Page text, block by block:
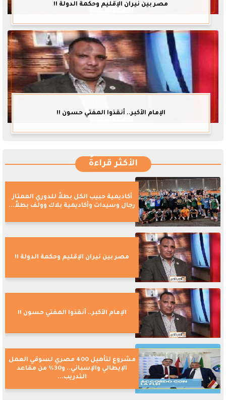
مصر بين نيران الإقليم وحكمة الدولة !!
الإمام الأكبر.. أنقذوا المفتي حسون !!
الأكثر قراءةً
أكاديمية حبيب الكل بطلاً للدوري الممتاز
رجال وسيدات وأكاديمية بلاك وولف بطلاً...
مصر بين نيران الإقليم وحكمة الدولة !!
الإمام الأكبر.. أنقذوا المفتي حسون !!
مشروع لتأهيل 400 مصري لسوقي العمل
الإيطالي والإسباني.. و30% من مقاعد
التدريب...